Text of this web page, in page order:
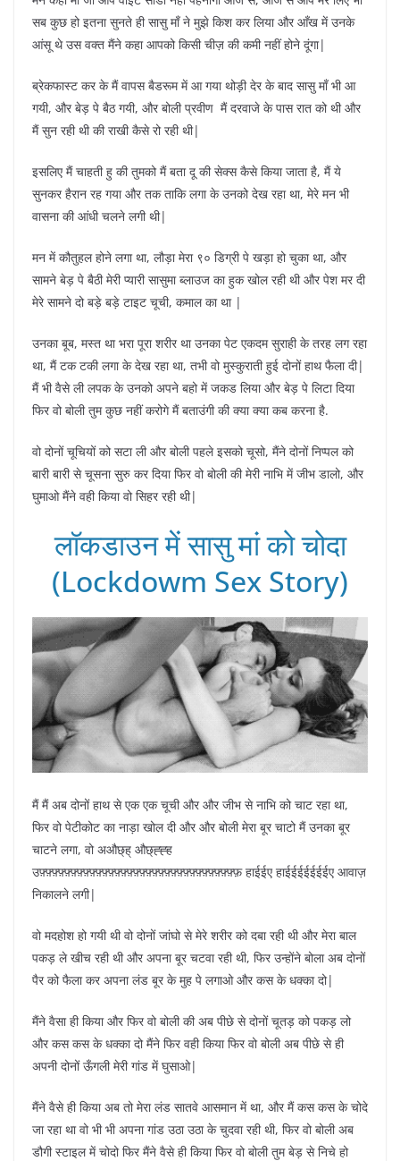
सब कुछ हो इतना सुनते ही सासु माँ ने मुझे किश कर लिया और आँख में उनके
आंसू थे उस वक्त मैंने कहा आपको किसी चीज़ की कमी नहीं होने दूंगा|
ब्रेकफास्ट कर के मैं वापस बैडरूम में आ गया थोड़ी देर के बाद सासु माँ भी आ
गयी, और बेड़ पे बैठ गयी, और बोली प्रवीण मैं दरवाजे के पास रात को थी और
मैं सुन रही थी की राखी कैसे रो रही थी|
इसलिए मैं चाहती हु की तुमको मैं बता दू की सेक्स कैसे किया जाता है, मैं ये
सुनकर हैरान रह गया और तक ताकि लगा के उनको देख रहा था, मेरे मन भी
वासना की आंधी चलने लगी थी|
मन में कौतुहल होने लगा था, लौड़ा मेरा ९० डिग्री पे खड़ा हो चुका था, और
सामने बेड़ पे बैठी मेरी प्यारी सासुमा ब्लाउज का हुक खोल रही थी और पेश मर दी
मेरे सामने दो बड़े बड़े टाइट चूची, कमाल का था |
उनका बूब, मस्त था भरा पूरा शरीर था उनका पेट एकदम सुराही के तरह लग रहा
था, मैं टक टकी लगा के देख रहा था, तभी वो मुस्कुराती हुई दोनों हाथ फैला दी|
मैं भी वैसे ली लपक के उनको अपने बहो में जकड लिया और बेड़ पे लिटा दिया
फिर वो बोली तुम कुछ नहीं करोगे मैं बताउंगी की क्या क्या कब करना है.
वो दोनों चूचियों को सटा ली और बोली पहले इसको चूसो, मैंने दोनों निप्पल को
बारी बारी से चूसना सुरु कर दिया फिर वो बोली की मेरी नाभि में जीभ डालो, और
घुमाओ मैंने वही किया वो सिहर रही थी|
लॉकडाउन में सासु मां को चोदा
(Lockdowm Sex Story)
मैं मैं अब दोनों हाथ से एक एक चूची और और जीभ से नाभि को चाट रहा था,
फिर वो पेटीकोट का नाड़ा खोल दी और और बोली मेरा बूर चाटो मैं उनका बूर
चाटने लगा, वो अऔछ्ह् औछ्ह्ह्ह
उफ़्फ़्फ़्फ़्फ़्फ़्फ़्फ़्फ़्फ़्फ़्फ़्फ़्फ़्फ़्फ़्फ़्फ़्फ़्फ़्फ़्फ़्फ़्फ़्फ़्फ़्फ़्फ़्फ़्फ़्फ़्फ़ हाईईए हाईईईईईईईए आवाज़
निकालने लगी|
वो मदहोश हो गयी थी वो दोनों जांघो से मेरे शरीर को दबा रही थी और मेरा बाल
पकड़ ले खीच रही थी और अपना बूर चटवा रही थी, फिर उन्होंने बोला अब दोनों
पैर को फैला कर अपना लंड बूर के मुह पे लगाओ और कस के धक्का दो|
मैंने वैसा ही किया और फिर वो बोली की अब पीछे से दोनों चूतड़ को पकड़ लो
और कस कस के धक्का दो मैंने फिर वही किया फिर वो बोली अब पीछे से ही
अपनी दोनों ऊँगली मेरी गांड में घुसाओ|
मैंने वैसे ही किया अब तो मेरा लंड सातवे आसमान में था, और मैं कस कस के चोदे
जा रहा था वो भी भी अपना गांड उठा उठा के चुदवा रही थी, फिर वो बोली अब
डौगी स्टाइल में चोदो फिर मैंने वैसे ही किया फिर वो बोली तुम बेड़ से निचे हो